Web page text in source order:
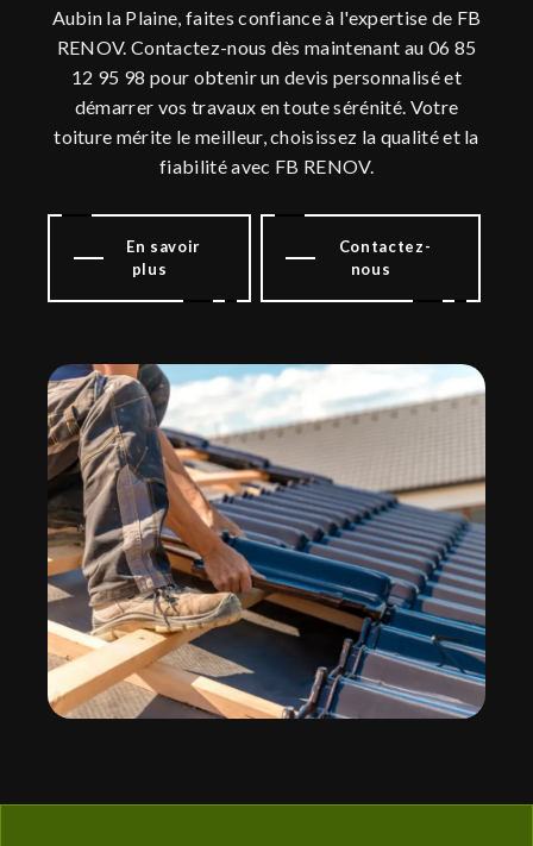
Aubin la Plaine, faites confiance à l'expertise de FB
RENOV. Contactez-nous dès maintenant au 06 85
12 95 98 pour obtenir un devis personnalisé et
démarrer vos travaux en toute sérénité. Votre
toiture mérite le meilleur, choisissez la qualité et la
fiabilité avec FB RENOV.
En savoir
plus
Contactez-
nous